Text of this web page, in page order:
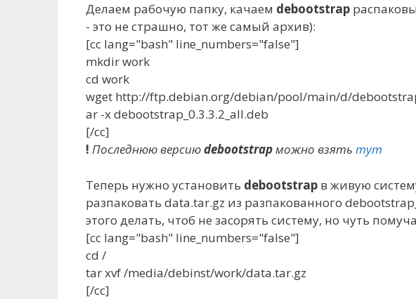
Делаем рабочую папку, качаем debootstrap
- это не страшно, тот же самый архив):
[cc lang="bash" line_numbers="false"]
mkdir work
cd work
wget http://ftp.debian.org/debian/pool/main/d/
ar -x debootstrap_0.3.3.2_all.deb
[/cc]
! Последнюю версиюdebootstrapможно взять тут
Теперь нужно установить debootstrap в живую
разпаковать data.tar.gz из разпакованного
этого делать, чтоб не засорять систему, но чуть
[cc lang="bash" line_numbers="false"]
cd /
tar xvf /media/debinst/work/data.tar.gz
[/cc]